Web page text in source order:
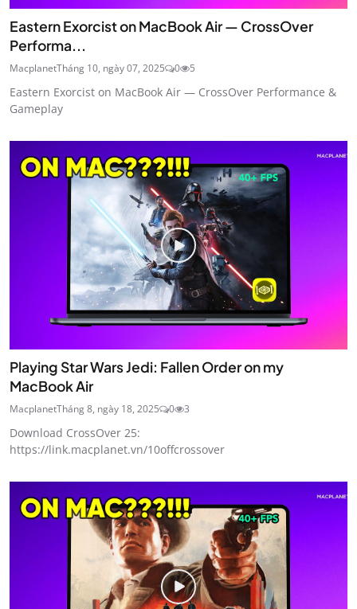
Eastern Exorcist on MacBook Air — CrossOver
Performa...
MacplanetTháng 10, ngày 07, 2025 0 5
Eastern Exorcist on MacBook Air — CrossOver Performance &
Gameplay
Playing Star Wars Jedi: Fallen Order on my
MacBook Air
MacplanetTháng 8, ngày 18, 2025 0 3
Download CrossOver 25:
https://link.macplanet.vn/10offcrossover